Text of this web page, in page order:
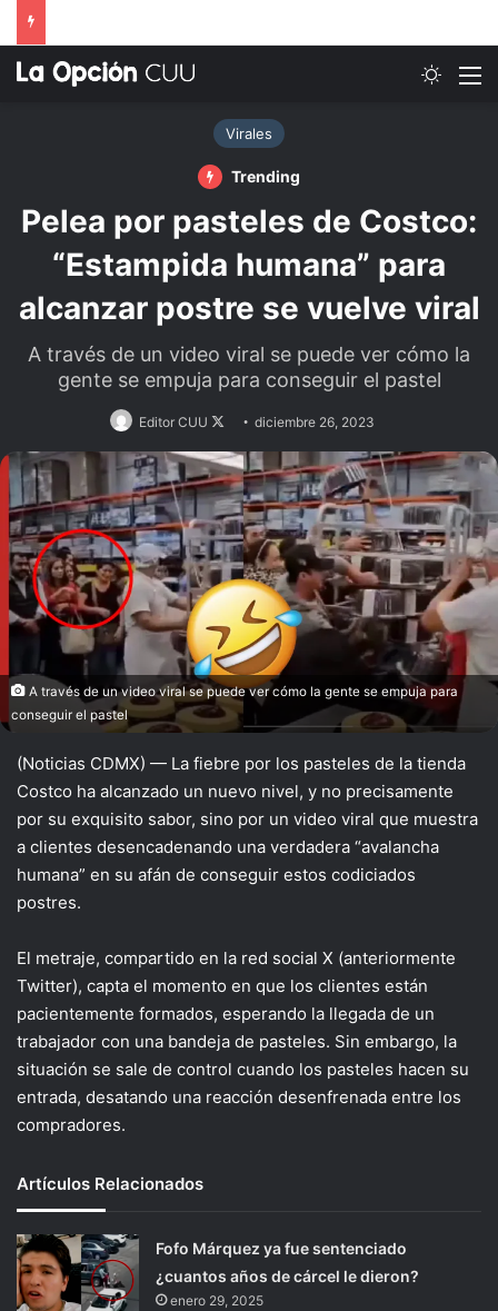
Virales
Trending
Pelea por pasteles de Costco:
“Estampida humana” para
alcanzar postre se vuelve viral
A través de un video viral se puede ver cómo la
gente se empuja para conseguir el pastel
Editor CUU
Follow
on
X
diciembre 26, 2023
A través de un video viral se puede ver cómo la gente se empuja para
conseguir el pastel
(Noticias CDMX) — La fiebre por los pasteles de la tienda
Costco ha alcanzado un nuevo nivel, y no precisamente
por su exquisito sabor, sino por un video viral que muestra
a clientes desencadenando una verdadera “avalancha
humana” en su afán de conseguir estos codiciados
postres.
El metraje, compartido en la red social X (anteriormente
Twitter), capta el momento en que los clientes están
pacientemente formados, esperando la llegada de un
trabajador con una bandeja de pasteles. Sin embargo, la
situación se sale de control cuando los pasteles hacen su
entrada, desatando una reacción desenfrenada entre los
compradores.
Artículos Relacionados
Fofo Márquez ya fue sentenciado
¿cuantos años de cárcel le dieron?
enero 29, 2025